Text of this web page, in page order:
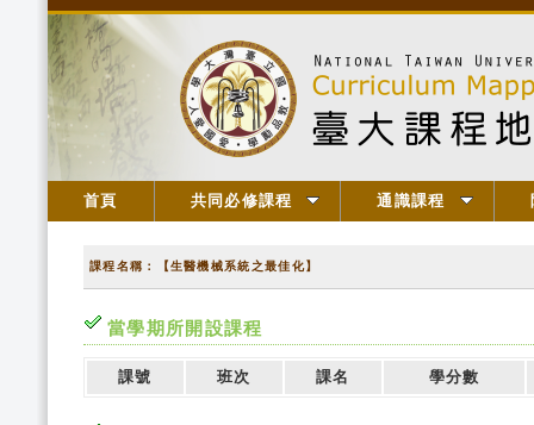
首頁 共同必修課程 通識課程
課程名稱：【生醫機械系統之最佳化】
當學期所開設課程
課號 班次 課名 學分數